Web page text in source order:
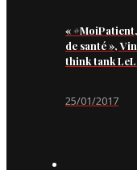
«
de santé »,
think tank
25/01/2017